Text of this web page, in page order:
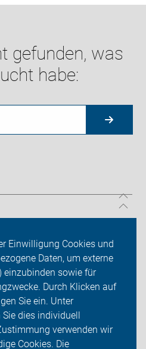
Einwilligung Cookies und
Daten, um externe
einzubinden sowie für
Durch Klicken auf
Sie ein. Unter
Sie dies individuell
verwenden wir
Cookies. Die
gefunden, was
habe: